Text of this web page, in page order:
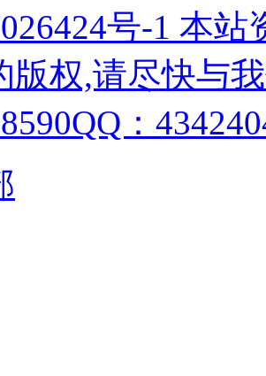
号-1 本
版权,请尽快与
：